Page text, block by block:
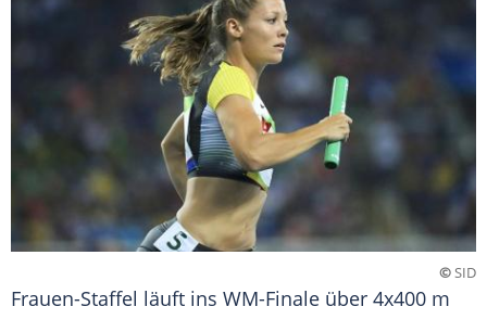
©SID
Frauen-Staffel läuft ins WM-Finale über 4x400 m